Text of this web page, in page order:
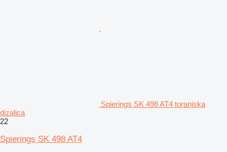
Spierings SK 498 AT4 toranjska
dizalica
22
Spierings SK 498 AT4